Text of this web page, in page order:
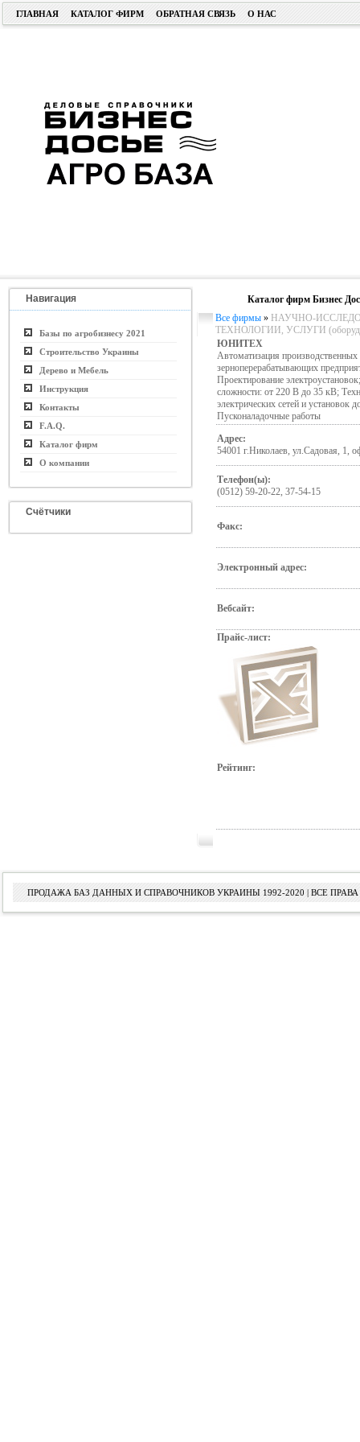
ГЛАВНАЯ КАТАЛОГ ФИРМ ОБРАТНАЯ СВЯЗЬ О НАС
Навигация
Базы по агробизнесу 2021
Строительство Украины
Дерево и Мебель
Инструкция
Контакты
F.A.Q.
Каталог фирм
О компании
Счётчики
Каталог фирм Бизнес
Все фирмы » НАУЧНО-
ТЕХНОЛОГИИ, УСЛУГИ
ЮНИТЕХ
Автоматизация производственных
зерноперерабатывающих
Проектирование
сложности: от 220 В до 35 кВ;
электрических сетей и установок
Пусконаладочные работы
Адрес:
54001 г.Николаев, ул.Садовая, 1,
Телефон(ы):
(0512) 59-20-22, 37-54-15
Факс:
Электронный адрес:
Вебсайт:
Прайс-лист:
Рейтинг:
ПРОДАЖА БАЗ ДАННЫХ И СПРАВОЧНИКОВ УКРАИНЫ 1992-2020 | ВСЕ